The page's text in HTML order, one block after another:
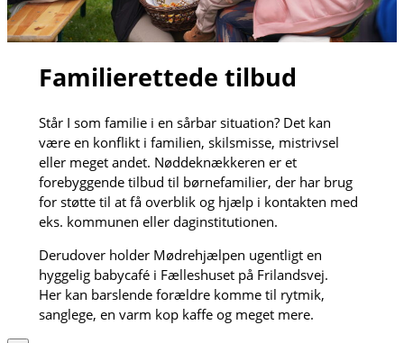
Familierettede tilbud
Står I som familie i en sårbar situation? Det kan
være en konflikt i familien, skilsmisse, mistrivsel
eller meget andet. Nøddeknækkeren er et
forebyggende tilbud til børnefamilier, der har brug
for støtte til at få overblik og hjælp i kontakten med
eks. kommunen eller daginstitutionen.
Derudover holder Mødrehjælpen ugentligt en
hyggelig babycafé i Fælleshuset på Frilandsvej.
Her kan barslende forældre komme til rytmik,
sanglege, en varm kop kaffe og meget mere.